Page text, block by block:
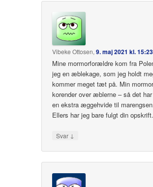
Vibeke Ottosen,9. maj 2021 kl. 15:23
Mine mormorforældre kom fra
jeg en æblekage, som jeg holdt
kommer meget tæt på. Min
korender over æblerne – så det
en ekstra æggehvide til
Ellers har jeg bare fulgt din
Svar ↓